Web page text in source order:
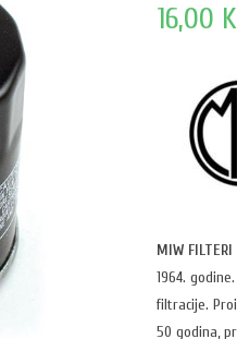
16,00
MIW FILTERI
1964.
filtracije.
50 godina,